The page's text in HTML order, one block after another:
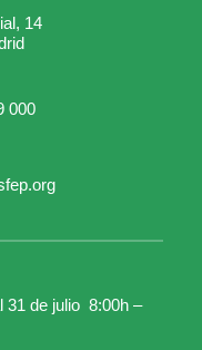
14
000
31 de julio 8:00h –